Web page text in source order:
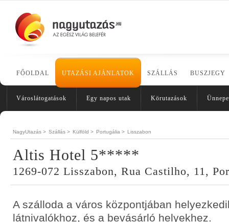
FŐOLDAL UTAZÁSI AJÁNLATOK SZÁLLÁS BUSZJEGY
Városlátogatások Egy napos utak Körutazások
NagyUtazás > Szállás > Külföld > Portugália > Lisszabon
Altis Hotel 5*****
1269-072 Lisszabon, Rua Castilho, 11,
A szálloda a város központjában
látnivalókhoz, és a bevásárló helyekhez.